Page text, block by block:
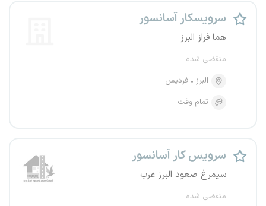
سرویسکار آسانسور
هما فراز البرز
منقضی شده
البرز
فردیس
تمام وقت
سرویس کار آسانسور
سیمرغ صعود البرز غرب
منقضی شده